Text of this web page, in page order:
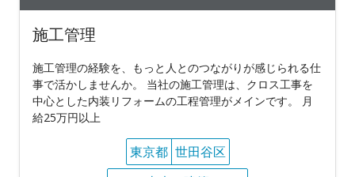
施工管理
施工管理の経験を、もっと人とのつながりが感じられる仕
事で活かしませんか。 当社の施工管理は、クロス工事を
中心とした内装リフォームの工程管理がメインです。 月
給25万円以上
東京都 世田谷区